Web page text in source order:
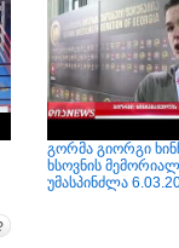
გორმა გიორგი
ხსოვნის
უმასპინძლა